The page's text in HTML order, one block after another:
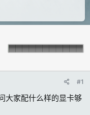
#1
大家配什么样的显卡够